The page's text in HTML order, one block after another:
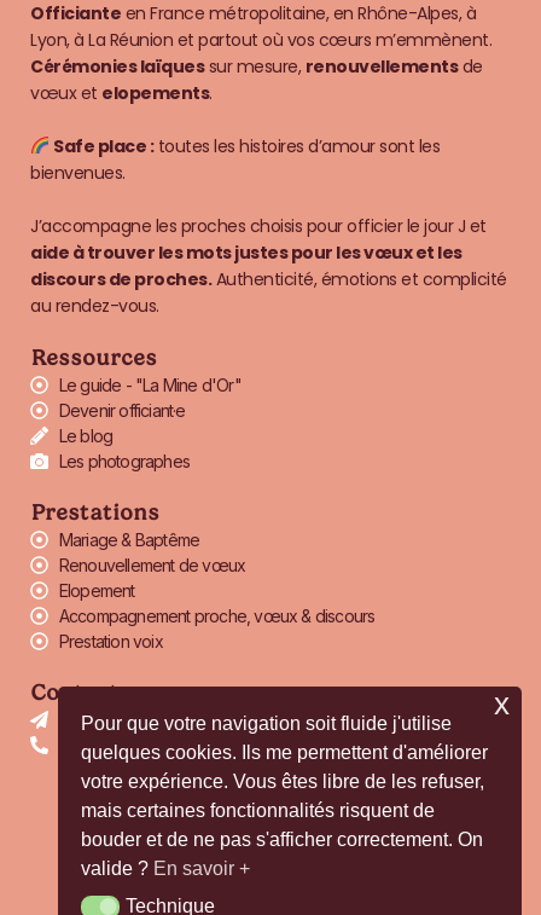
Pour que votre navigation soit fluide j'utilise
quelques cookies. Ils me permettent d'améliorer
votre expérience. Vous êtes libre de les refuser,
mais certaines fonctionnalités risquent de
bouder et de ne pas s'afficher correctement. On
valide ? En savoir +
TechniqueTechnique
x
Officiante en France métropolitaine, en Rhône-Alpes, à
Lyon, à La Réunion et partout où vos cœurs m’emmènent.
Cérémonies laïquessur mesure, renouvellementsde
vœux et elopements.
Safe place :toutes les histoires d’amour sont les
bienvenues.
J’accompagne les proches choisis pour officier le jour J et
aide à trouver les mots justes pour les vœux et les
discours de proches.Authenticité, émotions et complicité
au rendez-vous.
Ressources
Le guide - "La Mine d'Or"
Devenir officiant·e
Le blog
Les photographes
Prestations
Mariage & Baptême
Renouvellement de vœux
Elopement
Accompagnement proche, vœux & discours
Prestation voix
Contact
officiante@thaisceremonielaique.com
+33 6 38 44 01 16
F
a
c
e
I
n
s
P
i
n